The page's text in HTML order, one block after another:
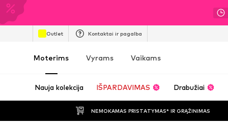
Outlet Kontaktai ir pagalba
Moterims Vyrams Vaikams
Nauja kolekcija IŠPARDAVIMAS Drabužiai
NEMOKAMAS PRISTATYMAS* IR GRĄŽINIMAS